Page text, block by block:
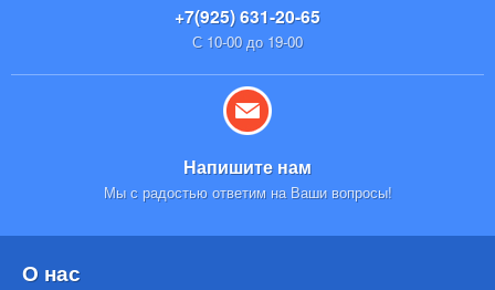
+7(925) 631-20-65
С 10-00 до 19-00
Напишите нам
Мы с радостью ответим на Ваши вопросы!
О нас